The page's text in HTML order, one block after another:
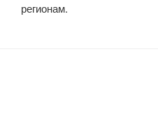
регионам.